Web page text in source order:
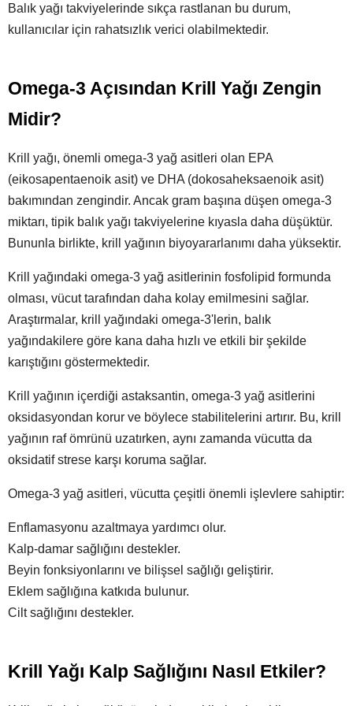
Balık yağı takviyelerinde sıkça rastlanan bu durum,
kullanıcılar için rahatsızlık verici olabilmektedir.
Omega-3 Açısından Krill Yağı Zengin
Midir?
Krill yağı, önemli omega-3 yağ asitleri olan EPA
(eikosapentaenoik asit) ve DHA (dokosaheksaenoik asit)
bakımından zengindir. Ancak gram başına düşen omega-3
miktarı, tipik balık yağı takviyelerine kıyasla daha düşüktür.
Bununla birlikte, krill yağının biyoyararlanımı daha yüksektir.
Krill yağındaki omega-3 yağ asitlerinin fosfolipid formunda
olması, vücut tarafından daha kolay emilmesini sağlar.
Araştırmalar, krill yağındaki omega-3'lerin, balık
yağındakilere göre kana daha hızlı ve etkili bir şekilde
karıştığını göstermektedir.
Krill yağının içerdiği astaksantin, omega-3 yağ asitlerini
oksidasyondan korur ve böylece stabilitelerini artırır. Bu, krill
yağının raf ömrünü uzatırken, aynı zamanda vücutta da
oksidatif strese karşı koruma sağlar.
Omega-3 yağ asitleri, vücutta çeşitli önemli işlevlere sahiptir:
Enflamasyonu azaltmaya yardımcı olur.
Kalp-damar sağlığını destekler.
Beyin fonksiyonlarını ve bilişsel sağlığı geliştirir.
Eklem sağlığına katkıda bulunur.
Cilt sağlığını destekler.
Krill Yağı Kalp Sağlığını Nasıl Etkiler?